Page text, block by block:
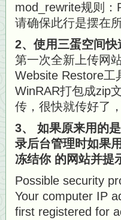
mod_rewrite规则：
请确保此行是摆在
2、使用三蛋空间
第一次全新上传网
Website Restore工
WinRAR打包成zip
传，很快就传好了
3、 如果原来用的
录后台管理时如果
冻结你 的网站并提
Possible security
Your computer IP
first registered for